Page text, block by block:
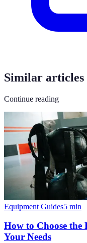
Similar articles
Continue reading
Equipment Guides5 min
How to Choose
Your Needs